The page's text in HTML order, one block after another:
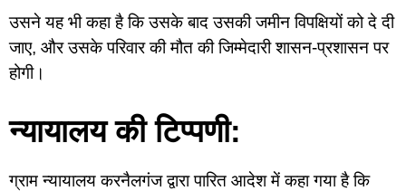
उसने यह भी कहा है कि उसके बाद उसकी जमीन विपक्षियों को दे दी
जाए, और उसके परिवार की मौत की जिम्मेदारी शासन-प्रशासन पर
होगी।
न्यायालय की टिप्पणी:
ग्राम न्यायालय करनैलगंज द्वारा पारित आदेश में कहा गया है कि